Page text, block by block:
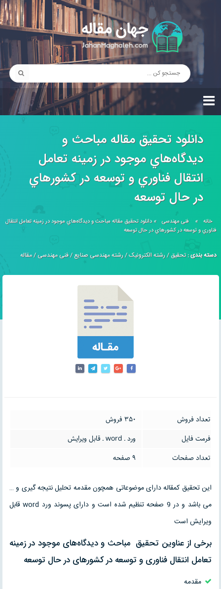
دانلود تحقیق مقاله مباحث و
ديدگاه‌هاي موجود در زمينه تعامل
انتقال فناوري و توسعه در كشورهاي
در حال توسعه
خانه » فنی مهندسی »دانلود تحقیق مقاله مباحث و ديدگاه‌هاي موجود در زمينه تعامل انتقال
فناوري و توسعه در كشورهاي در حال توسعه
دسته بندی :تحقیق/رشته الکترونیک/رشته مهندسی صنایع/فنی مهندسی/مقاله
تعداد فروش
350 فروش
فرمت فایل
ورد ـ word ـ قابل ویرایش
تعداد صفحات
9 صفحه
این تحقیق کمقاله دارای موضوعاتی همچون مقدمه تحلیل نتیجه گیری و …
می باشد و در 9 صفحه تنظیم شده است و دارای پسوند ورد word قابل
ویرایش است
برخی از عناوین تحقیق مباحث و ديدگاه‌های موجود در زمينه
تعامل انتقال فناوری و توسعه در كشورهای در حال توسعه
مقدمه